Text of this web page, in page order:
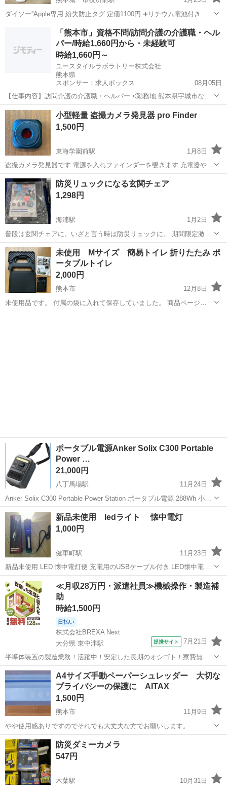
ダイソー''Apple専用 紛失防止タグ 定価1100円 ➕リチウム電池付き 違
うメーカーのものをもらったので 開封後未使用のまま保管しておりま
した 一緒に買った電池も使わないのでおつけします 【希望取引場所】
熊本城・市役所前駅 防災、セキュリティ
「熊本市」資格不問/訪問介護の介護職・ヘル
パー/時給1,660円から・未経験可
時給1,660円～
ユースタイルラボラトリー株式会社
熊本県
スポンサー：求人ボックス
08月05日
【仕事内容】訪問介護の介護職・ヘルパー <勤務地:熊本県宇城市など
> 障がいなどで身体が動かせないご利用者のご自宅に訪問し、夜間の
見守りケアを行う訪問介護のお仕事です。もちろん直行直帰OK。 <仕
事内容> ご利用者が寝た後の見守り...
アルバイト・パート
小型軽量 盗撮カメラ発見器 pro Finder
1,500円
東海学園前駅
1月8日
盗撮カメラ発見器です 電源を入れファインダーを覗きます 充電器や時
計に隠されたカメラを透過して見る事ができます（スマホのフロント
カメラで試して頂くと良く分かります） ネジの頭や絵画、換気扇の中
などに隠れたカメラはレンズ反射で...
熊本 熊本市 東海学園前駅 防災、セキュリティ
防災リュックになる玄関チェア
1,298円
海浦駅
1月2日
普段は玄関チェアに。いざと言う時は防災リュックに。 期間限定激安
処分特価中。 ネットショップやSNSで話題の商品を集めました！実物
を見て、触って、すぐ買える！皆様のご来店心よりお待ちいたしま
す。 お取引場所場所・天草市民セ...
熊本 天草市 海浦駅 防災、セキュリティ リュック
未使用 Mサイズ 簡易トイレ 折りたたみ ポ
ータブルトイレ
2,000円
熊本市
12月8日
未使用品です。 付属の袋に入れて保存していました。 商品ページ
ポータブル電源Anker Solix C300 Portable
Power …
21,000円
八丁馬場駅
11月24日
Anker Solix C300 Portable Power Station ポータブル電源 288Wh 小型
軽量 1.1時間満充電 高出力AC ストラップ付属 リン酸鉄 蓄電池 ポータ
ブルバッテリー ソーラーパネル...
熊本 熊本市 八丁馬場駅 防災、セキュリティ
新品未使用 ledライト 懐中電灯
1,000円
健軍町駅
11月23日
新品未使用 LED 懐中電灯便 充電用のUSBケーブル付き LED懐中電灯
は、強、弱、点滅の切り替えができます。 充電残量がデジタルで表示
されますのでとても便利です。 出品にあたり、写真を撮るために開封
し、動作確認も行い...
熊本 熊本市 健軍町駅 防災、セキュリティ 懐中電灯
≪月収28万円・派遣社員≫機械操作・製造補
助
時給1,500円
日払い
株式会社BREXA Next
大分県 東中津駅
提携サイト 7月21日
半導体装置の製造業務！活躍中！安定した長期のオシゴト！寮費無料
★赴任旅費会社負担◎20代～40代の男性活躍中★未経験活躍中！高時
給1,500円！《大分県中津市》 人気の工場のお仕事 ◇半導体装置内部
のシート製造◇ ＊クリー...
大分 中津市 東中津駅 その他
A4サイズ手動ペーパーシュレッダー 大切な
プライバシーの保護に AITAX
1,500円
熊本市
11月9日
やや使用感ありですのでそれでも大丈夫な方でお願いします。
熊本 熊本市 防災、セキュリティ
防災ダミーカメラ
547円
木葉駅
10月31日